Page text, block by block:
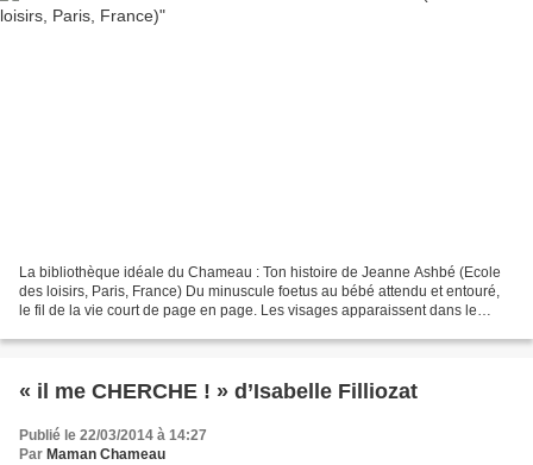
La bibliothèque idéale du Chameau : Ton histoire de Jeanne Ashbé (Ecole
des loisirs, Paris, France) Du minuscule foetus au bébé attendu et entouré,
le fil de la vie court de page en page. Les visages apparaissent dans le
« il me CHERCHE ! » d’Isabelle Filliozat
Publié le 22/03/2014 à 14:27
Par Maman Chameau